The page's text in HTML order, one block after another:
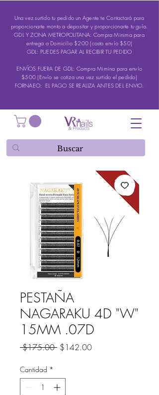
Una vez surtido tu pedido un Agente te Contactará para
proporcionarte monto a depositar y proporcionarte tu guía.
GDL Y ZONA METROPOLITANA: Compra Minima para
entrega a Domicilio $200 (costo envío $50)
GDL: PUEDES PAGAR AL RECIBIR TU PEDIDO
ENVÍOS FUERA DE GDL: Compra Mimina para envío
$500 (Envío se cotiza una vez surtido el pedido)
FORNAEO: EL PAGO SE REALIZA ANTES DEL ENVIO.
PESTAÑA
NAGARAKU 4D "W"
15MM .07D
$175.00 Precio
$142.00Precio
Cantidad *